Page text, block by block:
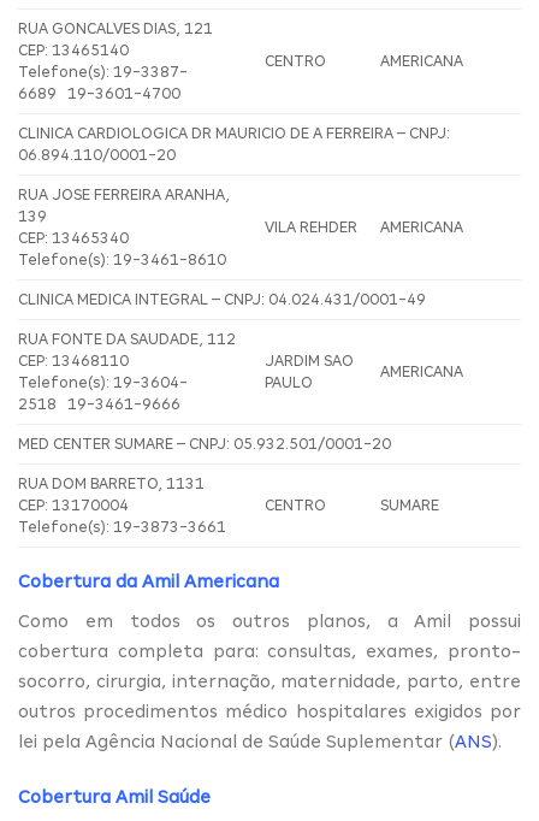
RUA GONCALVES DIAS, 121
CEP: 13465140
Telefone(s): 19-3387-
6689 19-3601-4700
CENTRO AMERICANA
CLINICA CARDIOLOGICA DR MAURICIO DE A FERREIRA – CNPJ:
06.894.110/0001-20
RUA JOSE FERREIRA ARANHA,
139
CEP: 13465340
Telefone(s): 19-3461-8610
VILA REHDER AMERICANA
CLINICA MEDICA INTEGRAL – CNPJ: 04.024.431/0001-49
RUA FONTE DA SAUDADE, 112
CEP: 13468110
Telefone(s): 19-3604-
2518 19-3461-9666
JARDIM SAO
PAULO
AMERICANA
MED CENTER SUMARE – CNPJ: 05.932.501/0001-20
RUA DOM BARRETO, 1131
CEP: 13170004
Telefone(s): 19-3873-3661
CENTRO SUMARE
Cobertura da Amil Americana
Como em todos os outros planos, a Amil possui
cobertura completa para: consultas, exames, pronto-
socorro, cirurgia, internação, maternidade, parto, entre
outros procedimentos médico hospitalares exigidos por
lei pela Agência Nacional de Saúde Suplementar (ANS).
Cobertura Amil Saúde